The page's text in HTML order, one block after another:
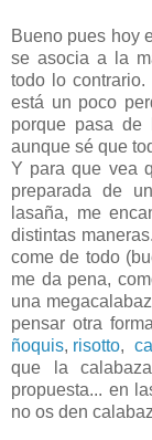
Bueno pues hoy
se asocia a la
todo lo
está un poco
porque pasa de
aunque sé que
Y para que vea
preparada de
lasaña, me
distintas
come de todo
me da pena,
una
pensar otra
ñoquis, risotto,
que la
propuesta... en
no os den